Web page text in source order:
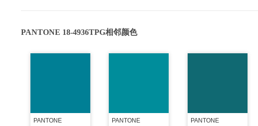
PANTONE 18-4936TPG相邻颜色
PANTONE
PANTONE
PANTONE